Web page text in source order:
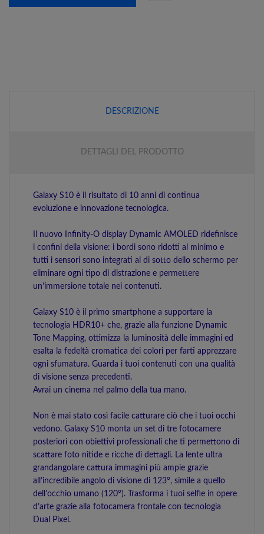
DESCRIZIONE
DETTAGLI DEL PRODOTTO
Galaxy S10 è il risultato di 10 anni di continua
evoluzione e innovazione tecnologica.
Il nuovo Infinity-O display Dynamic AMOLED ridefinisce
i confini della visione: i bordi sono ridotti al minimo e
tutti i sensori sono integrati al di sotto dello schermo per
eliminare ogni tipo di distrazione e permettere
un’immersione totale nei contenuti.
Galaxy S10 è il primo smartphone a supportare la
tecnologia HDR10+ che, grazie alla funzione Dynamic
Tone Mapping, ottimizza la luminosità delle immagini ed
esalta la fedeltà cromatica dei colori per farti apprezzare
ogni sfumatura. Guarda i tuoi contenuti con una qualità
di visione senza precedenti.
Avrai un cinema nel palmo della tua mano.
Non è mai stato così facile catturare ciò che i tuoi occhi
vedono. Galaxy S10 monta un set di tre fotocamere
posteriori con obiettivi professionali che ti permettono di
scattare foto nitide e ricche di dettagli. La lente ultra
grandangolare cattura immagini più ampie grazie
all’incredibile angolo di visione di 123°, simile a quello
dell’occhio umano (120°). Trasforma i tuoi selfie in opere
d’arte grazie alla fotocamera frontale con tecnologia
Dual Pixel.